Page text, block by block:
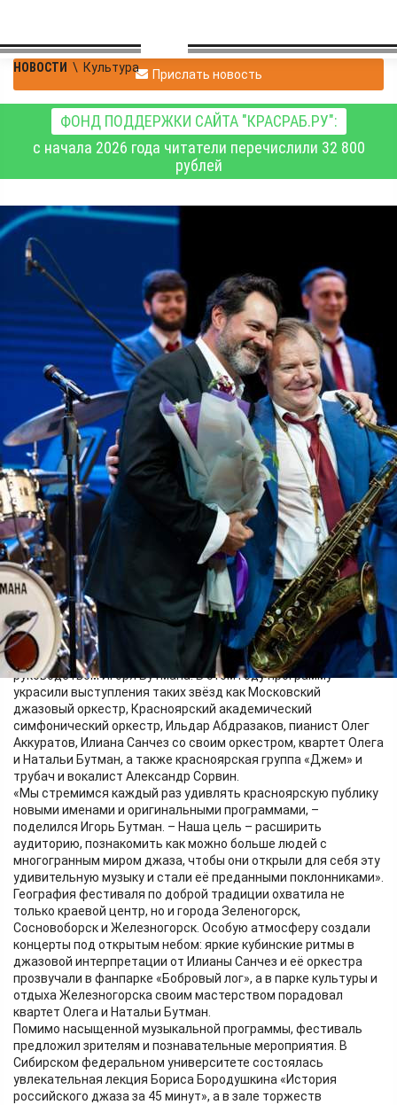
НОВОСТИ \ Культура Прислать новость
ФОНД ПОДДЕРЖКИ САЙТА "КРАСРАБ.РУ":
с начала 2026 года читатели перечислили 32 800
рублей
Четвёртый фестиваль
«Джаз над Енисеем»
собрал тысячи
поклонников
Культура
29.06.2026 15:38336
Фото:
Пресс-служба Красноярской филармонии
С 26 по 28 июня в Красноярском крае в четвёртый раз прошёл
фестиваль «Джаз над Енисеем» под художественным
руководством Игоря Бутмана. В этом году программу
украсили выступления таких звёзд как Московский
джазовый оркестр, Красноярский академический
симфонический оркестр, Ильдар Абдразаков, пианист Олег
Аккуратов, Илиана Санчез со своим оркестром, квартет Олега
и Натальи Бутман, а также красноярская группа «Джем» и
трубач и вокалист Александр Сорвин.
«Мы стремимся каждый раз удивлять красноярскую публику
новыми именами и оригинальными программами, –
поделился Игорь Бутман. – Наша цель – расширить
аудиторию, познакомить как можно больше людей с
многогранным миром джаза, чтобы они открыли для себя эту
удивительную музыку и стали её преданными поклонниками».
География фестиваля по доброй традиции охватила не
только краевой центр, но и города Зеленогорск,
Сосновоборск и Железногорск. Особую атмосферу создали
концерты под открытым небом: яркие кубинские ритмы в
джазовой интерпретации от Илианы Санчез и её оркестра
прозвучали в фанпарке «Бобровый лог», а в парке культуры и
отдыха Железногорска своим мастерством порадовал
квартет Олега и Натальи Бутман.
Помимо насыщенной музыкальной программы, фестиваль
предложил зрителям и познавательные мероприятия. В
Сибирском федеральном университете состоялась
увлекательная лекция Бориса Бородушкина «История
российского джаза за 45 минут», а в зале торжеств